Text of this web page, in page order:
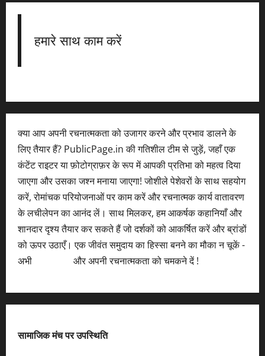
हमारे साथ काम करें
क्या आप अपनी रचनात्मकता को उजागर करने और प्रभाव डालने के
लिए तैयार हैं? PublicPage.in की गतिशील टीम से जुड़ें, जहाँ एक
कंटेंट राइटर या फ़ोटोग्राफ़र के रूप में आपकी प्रतिभा को महत्व दिया
जाएगा और उसका जश्न मनाया जाएगा! जोशीले पेशेवरों के साथ सहयोग
करें, रोमांचक परियोजनाओं पर काम करें और रचनात्मक कार्य वातावरण
के लचीलेपन का आनंद लें। साथ मिलकर, हम आकर्षक कहानियाँ और
शानदार दृश्य तैयार कर सकते हैं जो दर्शकों को आकर्षित करें और ब्रांडों
को ऊपर उठाएँ। एक जीवंत समुदाय का हिस्सा बनने का मौका न चूकें -
अभी
और अपनी रचनात्मकता को चमकने दें !
सामाजिक मंच पर उपस्थिति